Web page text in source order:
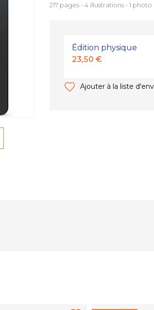
217 pages - 4 illustrations - 1 photo
Édition physique
23,50 €
Ajouter à la liste